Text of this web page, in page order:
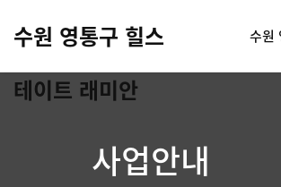
수원 영통구 힐스
테이트 래미안
수원
사업안내